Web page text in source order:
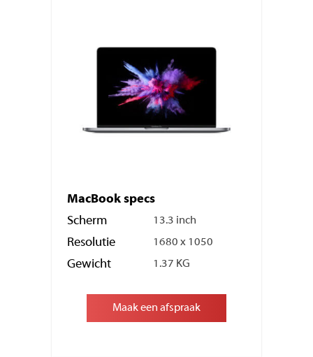
MacBook specs
Scherm
13.3 inch
Resolutie 1680 x 1050
Gewicht 1.37 KG
Maak een afspraak